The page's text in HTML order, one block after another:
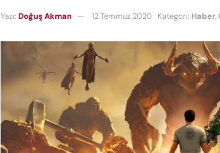
Yazı: Doğuş Akman 12 Temmuz 2020 Kategori: Haber,